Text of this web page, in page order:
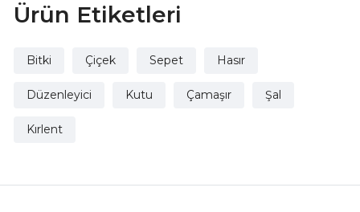
Ürün Etiketleri
Bitki Çiçek Sepet Hasır
Düzenleyici Kutu Çamaşır Şal
Kırlent